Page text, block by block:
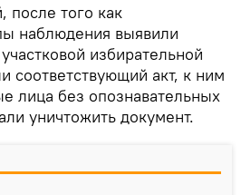
того как
наблюдения выявили
избирательной
соответствующий акт, к ним
лица без опознавательных
уничтожить документ.